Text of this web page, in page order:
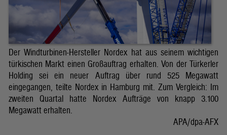
Der Windturbinen-Hersteller Nordex hat aus seinem wichtigen
türkischen Markt einen Großauftrag erhalten. Von der Türkerler
Holding sei ein neuer Auftrag über rund 525 Megawatt
eingegangen, teilte Nordex in Hamburg mit. Zum Vergleich: Im
zweiten Quartal hatte Nordex Aufträge von knapp 3.100
Megawatt erhalten.
APA/dpa-AFX